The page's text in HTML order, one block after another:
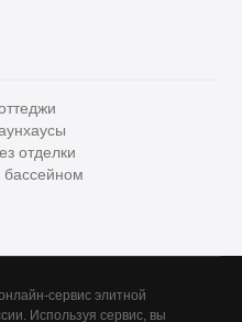
отделки
сервис элитной
Используя сервис, вы